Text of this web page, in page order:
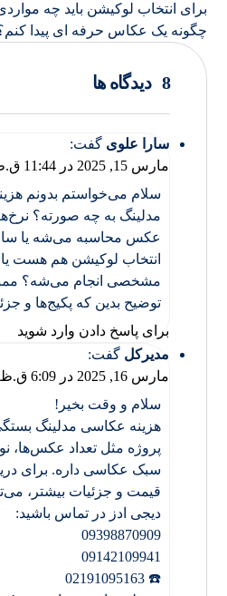
برای انتخاب لوکیشن باید چه
چگونه یک عکاس حرفه ای پیدا
8 دیدگاه ها
سارا علوی گفت:
مارس 15, 2025 در 11:44 ق.ظ
سلام می‌خواستم بدونم
مدلینگ به چه صورته؟
عکس محاسبه می‌شه یا
انتخاب لوکیشن هم هست
مشخصی انجام می‌شه؟
توضیح بدین که پکیج‌ها و
برای پاسخ دادن وارد شوید
مدیرکل گفت:
مارس 16, 2025 در 6:09 ق.ظ
سلام و وقت بخیر!
هزینه عکاسی مدلینگ
پروژه مثل تعداد عکس‌ها،
سبک عکاسی داره. برای
قیمت و جزئیات بیشتر،
دیجی ادز در تماس باشید:
09398870909
09142109941
☎️ 02191095163